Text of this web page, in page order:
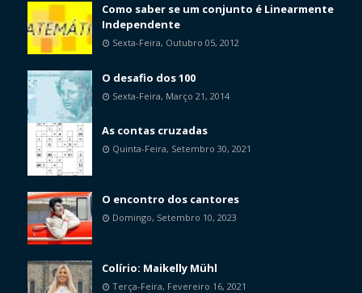
Como saber se um conjunto é Linearmente
Independente
Sexta-Feira, Outubro 05, 2012
O desafio dos 100
Sexta-Feira, Março 21, 2014
As contas cruzadas
Quinta-Feira, Setembro 30, 2021
O encontro dos cantores
Domingo, Setembro 10, 2023
Colírio: Maikelly Mühl
Terça-Feira, Fevereiro 16, 2021